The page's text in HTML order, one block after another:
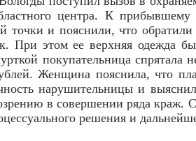
центра. К прибывшему
точки и пояснили, что
При этом ее верхняя одежда
покупательница спрятала
Женщина пояснила, что
нарушительницы и
в совершении ряда краж.
решения и